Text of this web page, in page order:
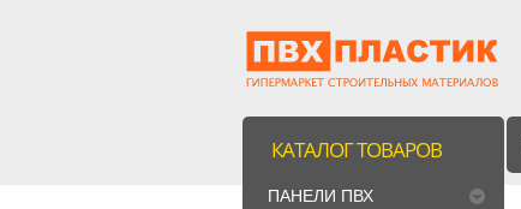
КАТАЛОГ ТОВАРОВ
ПАНЕЛИ ПВХ